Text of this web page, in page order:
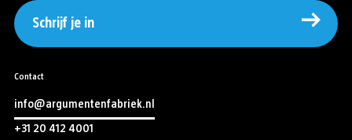
Schrijf je in
Contact
info@argumentenfabriek.nl
+31 20 412 4001